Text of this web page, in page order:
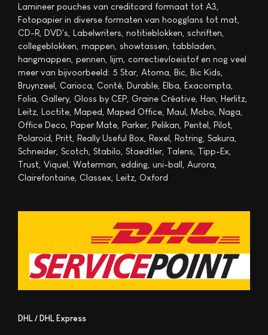
Lamineer pouches van creditcard formaat tot A3,
Fotopapier in diverse formaten van hoogglans tot mat,
CD-R, DVD's, Labelwriters, notitieblokken, schriften,
collegeblokken, mappen, showtassen, tabbladen,
hangmappen, pennen, lijm, correctievloeistof en nog veel
meer van bijvoorbeeld: 5 Star, Atoma, Bic, Bic Kids,
Bruynzeel, Carioca, Conté, Durable, Elba, Exacompta,
Folia, Gallery, Gloss by CEP, Graine Créative, Han, Herlitz,
Leitz, Loctite, Maped, Maped Office, Maul, Mobo, Naga,
Office Deco, Paper Mate, Parker, Pelikan, Pentel, Pilot,
Polaroid, Pritt, Really Useful Box, Rexel, Rotring, Sakura,
Schneider, Scotch, Stabilo, Staedtler, Talens, Tipp-Ex,
Trust, Viquel, Waterman, edding, uni-ball, Aurora,
Clairefontaine, Classex, Leitz, Oxford
DHL / DHL Express